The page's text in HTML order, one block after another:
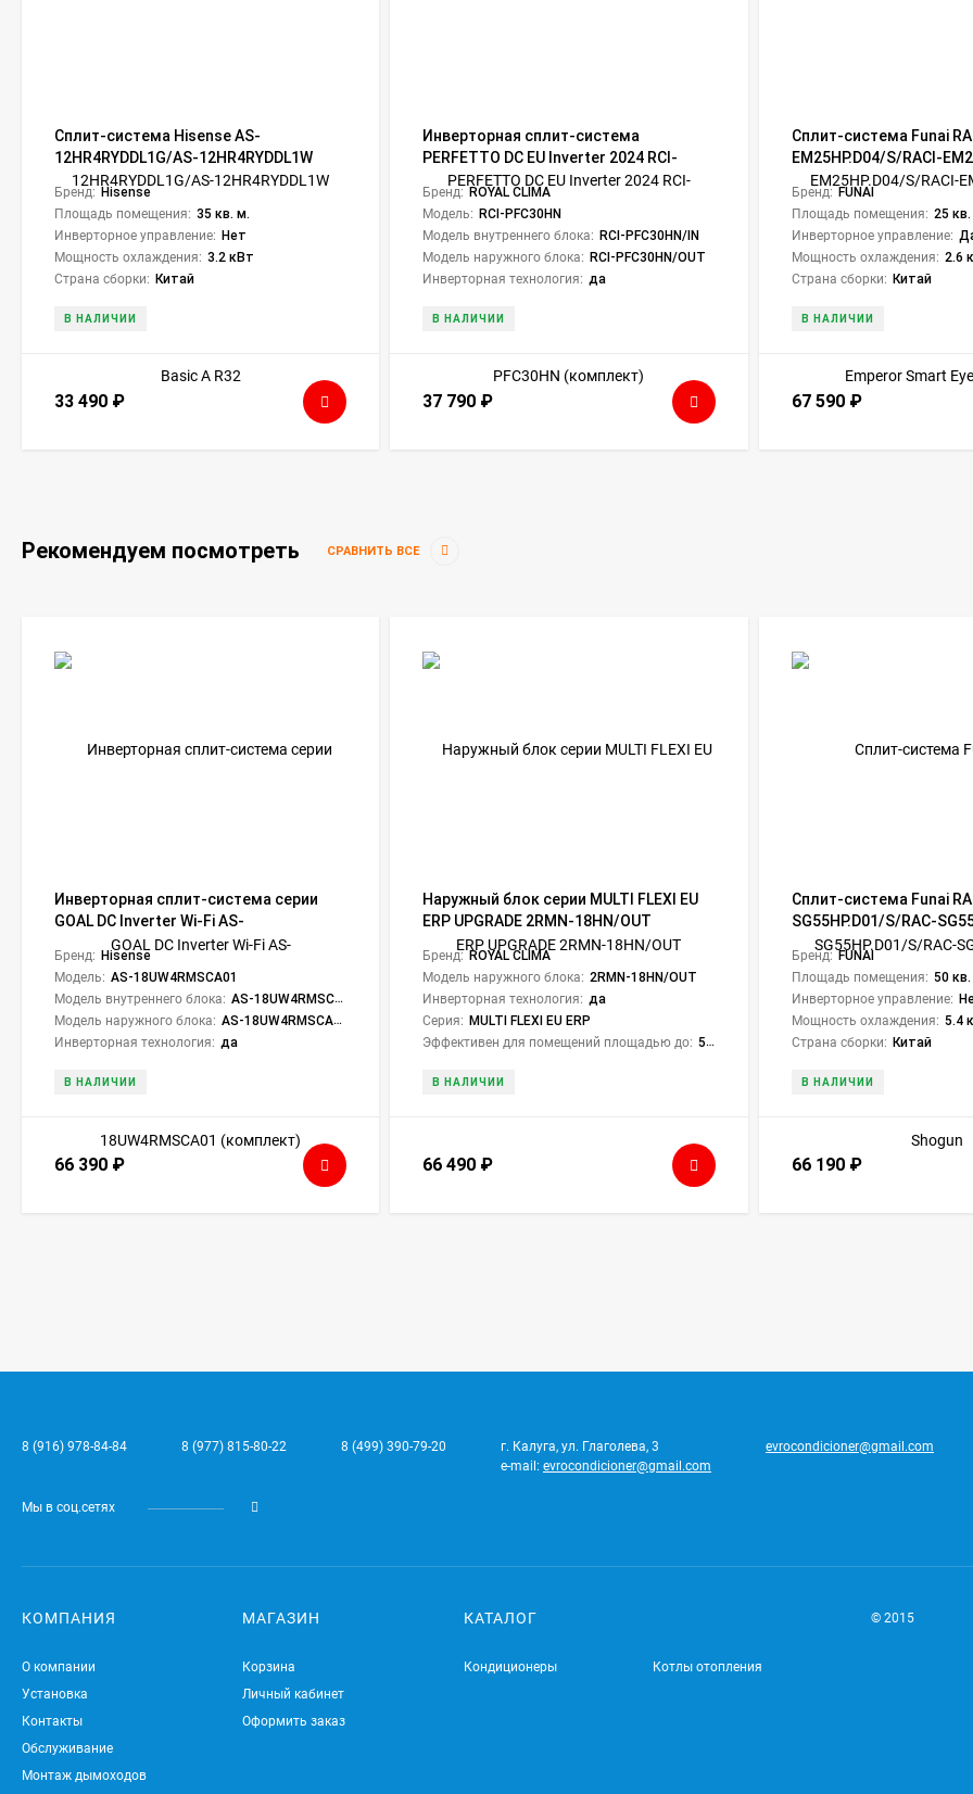
Сплит-система Hisense AS-
12HR4RYDDL1G/AS-12HR4RYDDL1W
Basic A R32
Бренд: Hisense
Площадь помещения: 35 кв. м.
Инверторное управление: Нет
Мощность охлаждения: 3.2 кВт
Страна сборки: Китай
В НАЛИЧИИ
33 490 ₽
Инверторная сплит-система
PERFETTO DC EU Inverter 2024 RCI-
PFC30HN (комплект)
Бренд: ROYAL CLIMA
Модель: RCI-PFC30HN
Модель внутреннего блока: RCI-PFC30HN/IN
Модель наружного блока: RCI-PFC30HN/OUT
Инверторная технология: да
В НАЛИЧИИ
37 790 ₽
Сплит-система Funai
EM25HP.D04/S/RACI-
Emperor Smart Eye
Бренд: FUNAI
Площадь помещения: 25
Инверторное управление:
Мощность охлаждения: 2.6
Страна сборки: Китай
В НАЛИЧИИ
67 590 ₽
Рекомендуем посмотреть СРАВНИТЬ ВСЕ
Инверторная сплит-система серии
GOAL DC Inverter Wi-Fi AS-
18UW4RMSCA01 (комплект)
Бренд: Hisense
Модель: AS-18UW4RMSCA01
Модель внутреннего блока: AS-18UW4RMSCA01G
Модель наружного блока: AS-18UW4RMSCA01W
Инверторная технология: да
В НАЛИЧИИ
66 390 ₽
Наружный блок серии MULTI FLEXI EU
ERP UPGRADE 2RMN-18HN/OUT
Бренд: ROYAL CLIMA
Модель наружного блока: 2RMN-18HN/OUT
Инверторная технология: да
Серия: MULTI FLEXI EU ERP
Эффективен для помещений площадью до: 52.8
В НАЛИЧИИ
66 490 ₽
Сплит-система Funai
SG55HP.D01/S/RAC-
Shogun
Бренд: FUNAI
Площадь помещения: 50
Инверторное управление:
Мощность охлаждения: 5.4
Страна сборки: Китай
В НАЛИЧИИ
66 190 ₽
8 (916) 978-84-84 8 (977) 815-80-22 8 (499) 390-79-20
г. Калуга, ул. Глаголева, 3
e-mail: evrocondicioner@gmail.com
evrocondicioner@gmail.com
Мы в соц.сетях
КОМПАНИЯ
О компании
Установка
Контакты
Обслуживание
Монтаж дымоходов
МАГАЗИН
Корзина
Личный кабинет
Оформить заказ
КАТАЛОГ
Кондиционеры Котлы отопления
© 2015